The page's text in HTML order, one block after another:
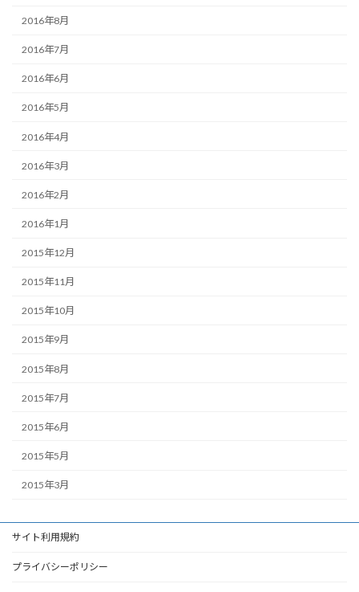
2016年8月
2016年7月
2016年6月
2016年5月
2016年4月
2016年3月
2016年2月
2016年1月
2015年12月
2015年11月
2015年10月
2015年9月
2015年8月
2015年7月
2015年6月
2015年5月
2015年3月
サイト利用規約
プライバシーポリシー